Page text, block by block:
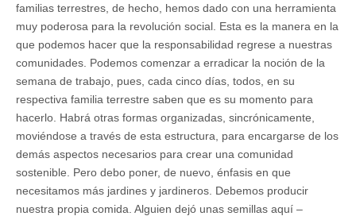
familias terrestres, de hecho, hemos dado con una herramienta
muy poderosa para la revolución social. Esta es la manera en la
que podemos hacer que la responsabilidad regrese a nuestras
comunidades. Podemos comenzar a erradicar la noción de la
semana de trabajo, pues, cada cinco días, todos, en su
respectiva familia terrestre saben que es su momento para
hacerlo. Habrá otras formas organizadas, sincrónicamente,
moviéndose a través de esta estructura, para encargarse de los
demás aspectos necesarios para crear una comunidad
sostenible. Pero debo poner, de nuevo, énfasis en que
necesitamos más jardines y jardineros. Debemos producir
nuestra propia comida. Alguien dejó unas semillas aquí –